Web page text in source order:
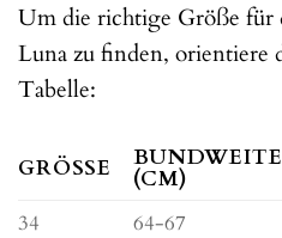
Um die richtige Größe für
Luna zu finden, orientiere
Tabelle:
GRÖSSE BUNDWEITE
(CM)
34
64-67